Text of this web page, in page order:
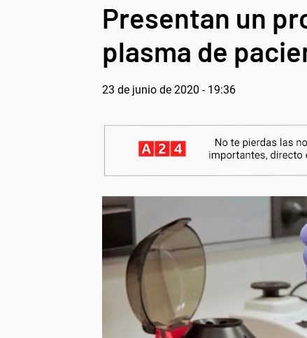
Presentan un
plasma de
23 de junio de 2020 - 19:36